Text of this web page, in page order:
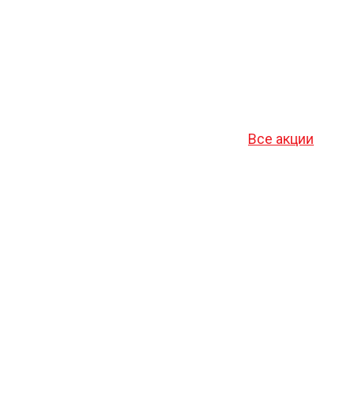
Все акции